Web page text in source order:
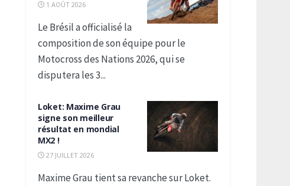
1 AOÛT 2026
Le Brésil a officialisé la
composition de son équipe pour le
Motocross des Nations 2026, qui se
disputera les 3...
Loket: Maxime Grau
signe son meilleur
résultat en mondial
MX2 !
27 JUILLET 2026
Maxime Grau tient sa revanche sur Loket.